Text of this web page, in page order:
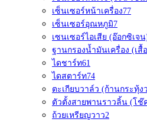
เซ็นเซอร์หน้าเครื่อง77
เซ็นเซอร์อุณหภูมิ7
เซนเซอร์ไอเสีย (อ๊อกซิเจน
ฐานกรองน้ำมันเครื่อง (เสื้
ไดชาร์ท61
ไดสตาร์ท74
ตะเกียบวาล์ว (ก้านกระทุ้ง
ตัวตั้งสายพานราวลิ้น (โช๊
ถ้วยเหรียญวาว2